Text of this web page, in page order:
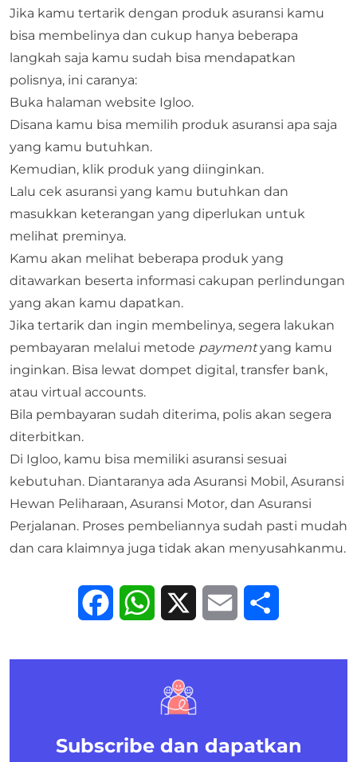
Jika kamu tertarik dengan produk asuransi kamu
bisa membelinya dan cukup hanya beberapa
langkah saja kamu sudah bisa mendapatkan
polisnya, ini caranya:
Buka halaman website Igloo.
Disana kamu bisa memilih produk asuransi apa saja
yang kamu butuhkan.
Kemudian, klik produk yang diinginkan.
Lalu cek asuransi yang kamu butuhkan dan
masukkan keterangan yang diperlukan untuk
melihat preminya.
Kamu akan melihat beberapa produk yang
ditawarkan beserta informasi cakupan perlindungan
yang akan kamu dapatkan.
Jika tertarik dan ingin membelinya, segera lakukan
pembayaran melalui metode paymentyang kamu
inginkan. Bisa lewat dompet digital, transfer bank,
atau virtual accounts.
Bila pembayaran sudah diterima, polis akan segera
diterbitkan.
Di Igloo, kamu bisa memiliki asuransi sesuai
kebutuhan. Diantaranya ada Asuransi Mobil , Asuransi
Hewan Peliharaan, Asuransi Motor, dan Asuransi
Perjalanan. Proses pembeliannya sudah pasti mudah
dan cara klaimnya juga tidak akan menyusahkanmu.
FacebookWhatsApp Email
Subscribe dan dapatkan